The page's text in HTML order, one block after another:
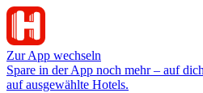
Zur App wechseln
Spare in der App noch mehr – auf
auf ausgewählte Hotels.